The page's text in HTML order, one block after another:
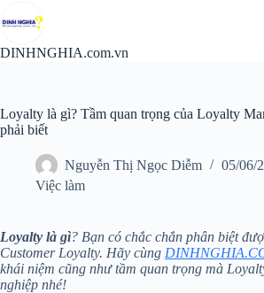
đến
nội
DINHNGHIA.com.vn
Loyalty là gì? Tầm quan trọng của Loyalty
phải biết
Nguyễn Thị Ngọc Diễm
05/06/
Việc làm
Loyalty là gì? Bạn có chắc chắn phân biệt
Customer Loyalty. Hãy cùng
khái niệm cũng như tầm quan trọng mà
nghiệp nhé!